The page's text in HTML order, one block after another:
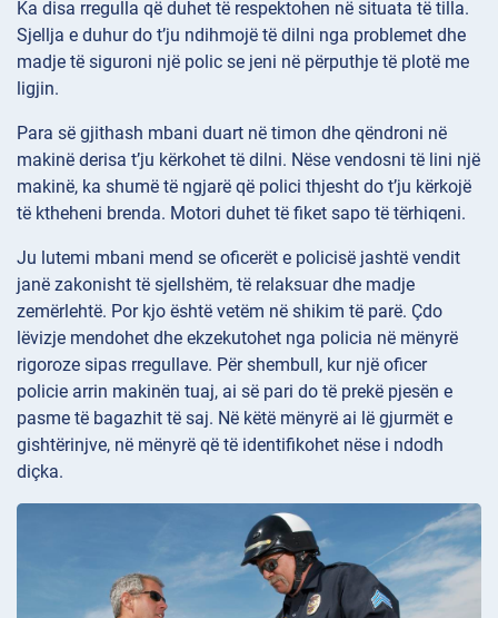
Ka disa rregulla që duhet të respektohen në situata të tilla.
Sjellja e duhur do t’ju ndihmojë të dilni nga problemet dhe
madje të siguroni një polic se jeni në përputhje të plotë me
ligjin.
Para së gjithash mbani duart në timon dhe qëndroni në
makinë derisa t’ju kërkohet të dilni. Nëse vendosni të lini një
makinë, ka shumë të ngjarë që polici thjesht do t’ju kërkojë
të ktheheni brenda. Motori duhet të fiket sapo të tërhiqeni.
Ju lutemi mbani mend se oficerët e policisë jashtë vendit
janë zakonisht të sjellshëm, të relaksuar dhe madje
zemërlehtë. Por kjo është vetëm në shikim të parë. Çdo
lëvizje mendohet dhe ekzekutohet nga policia në mënyrë
rigoroze sipas rregullave. Për shembull, kur një oficer
policie arrin makinën tuaj, ai së pari do të prekë pjesën e
pasme të bagazhit të saj. Në këtë mënyrë ai lë gjurmët e
gishtërinjve, në mënyrë që të identifikohet nëse i ndodh
diçka.